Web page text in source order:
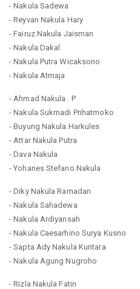
- Nakula Sadewa
- Reyvan Nakula Hary
- Fairuz Nakula Jaisman
- Nakula Dakal
- Nakula Putra Wicaksono
- Nakula Atmaja
- Ahmad Nakula . P
- Nakula Sukmadi Prihatmoko
- Buyung Nakula Harkules
- Attar Nakula Putra
- Dava Nakula
- Yohanes Stefano Nakula
- Diky Nakula Ramadan
- Nakula Sahadewa
- Nakula Ardiyansah
- Nakula Caesarhino Surya Kusno
- Sapta Ady Nakula Kuntara
- Nakula Agung Nugroho
- Rizla Nakula Fatin